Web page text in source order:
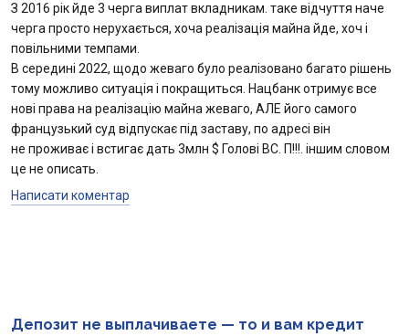
З 2016 рік йде 3 черга виплат вкладникам. таке відчуття наче
черга просто нерухається, хоча реалізація майна йде, хоч і
повільними темпами.
В середині 2022, щодо жеваго було реалізовано багато рішень
тому можливо ситуація і покращиться. Нацбанк отримує все
нові права на реалізацію майна жеваго, АЛЕ його самого
французький суд відпускає під заставу, по адресі він
не проживає і встигає дать 3млн $ Голові ВС. П!!!. іншим словом
це не описать.
Написати коментар
Депозит не выплачиваете — то и вам кредит